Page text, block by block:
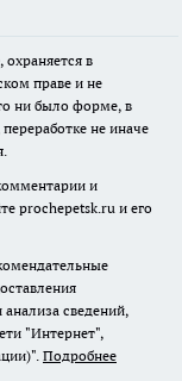
в
праве и не
ни было форме, в
не иначе
и
prochepetsk.ru и его
сведений,
"Интернет",
Подробнее